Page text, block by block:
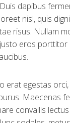
dapibus
nisl, quis
risus. Nullam
eros
egestas
Maecenas
convallis